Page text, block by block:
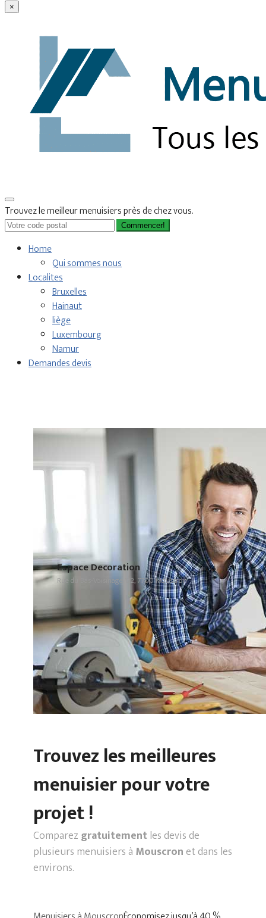
×
Trouvez le meilleur menuisiers près de chez vous.
Commencer!
Home
Qui sommes nous
Localites
Bruxelles
Hainaut
liège
Luxembourg
Namur
Demandes devis
Espace Decoration
Rue du Bas-Voisinage 122, 7700 Mouscron
Trouvez les meilleures
menuisier pour votre
projet !
Comparez gratuitementles devis de
plusieurs menuisiers à Mouscronet dans les
environs.